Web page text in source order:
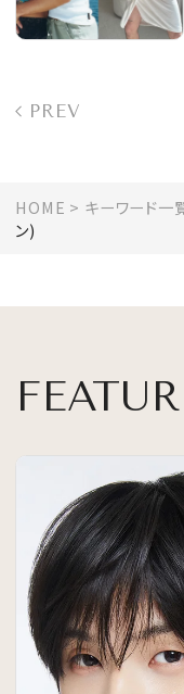
PREV
HOME キーワード一
ン)